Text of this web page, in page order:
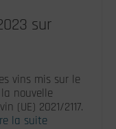
sur
vins mis sur le
nouvelle
(UE) 2021/2117.
la suite